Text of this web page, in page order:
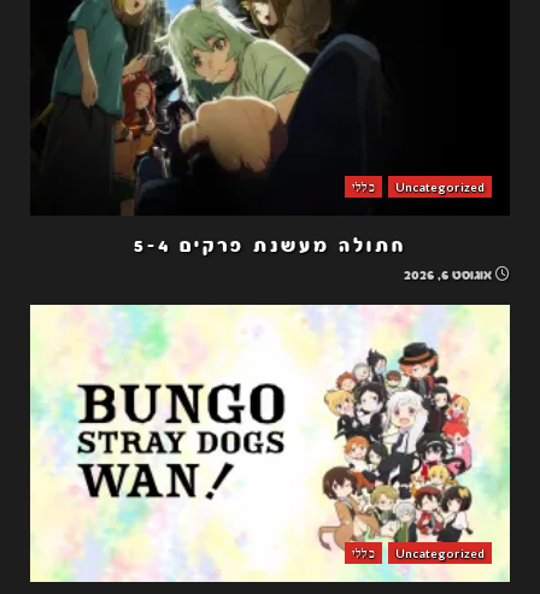
Uncategorized כללי
חתולה מעשנת פרקים 5-4
אוגוסט 6, 2026
Uncategorized כללי